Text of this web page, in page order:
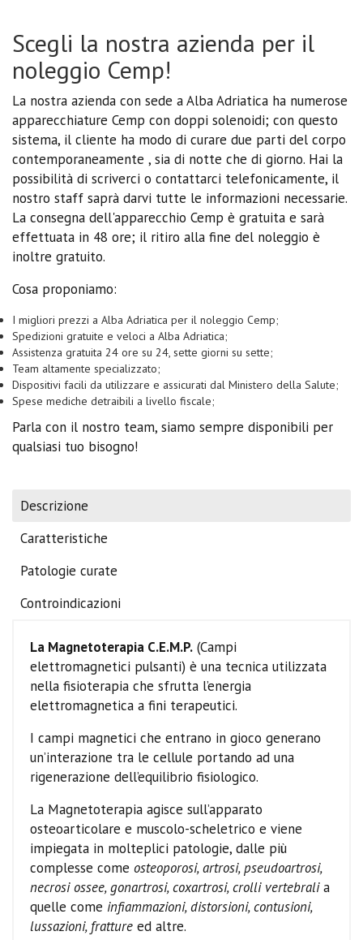
Scegli la nostra azienda per il
noleggio Cemp!
La nostra azienda con sede a Alba Adriatica ha numerose
apparecchiature Cemp con doppi solenoidi; con questo
sistema, il cliente ha modo di curare due parti del corpo
contemporaneamente , sia di notte che di giorno. Hai la
possibilità di scriverci o contattarci telefonicamente, il
nostro staff saprà darvi tutte le informazioni necessarie.
La consegna dell'apparecchio Cemp è gratuita e sarà
effettuata in 48 ore; il ritiro alla fine del noleggio è
inoltre gratuito.
Cosa proponiamo:
I migliori prezzi a Alba Adriatica per il noleggio Cemp;
Spedizioni gratuite e veloci a Alba Adriatica;
Assistenza gratuita 24 ore su 24, sette giorni su sette;
Team altamente specializzato;
Dispositivi facili da utilizzare e assicurati dal Ministero della Salute;
Spese mediche detraibili a livello fiscale;
Parla con il nostro team, siamo sempre disponibili per
qualsiasi tuo bisogno!
Descrizione
Caratteristiche
Patologie curate
Controindicazioni
La Magnetoterapia C.E.M.P. (Campi
elettromagnetici pulsanti) è una tecnica utilizzata
nella fisioterapia che sfrutta l’energia
elettromagnetica a fini terapeutici.
I campi magnetici che entrano in gioco generano
un’interazione tra le cellule portando ad una
rigenerazione dell’equilibrio fisiologico.
La Magnetoterapia agisce sull’apparato
osteoarticolare e muscolo-scheletrico e viene
impiegata in molteplici patologie, dalle più
complesse come osteoporosi, artrosi, pseudoartrosi,
necrosi ossee, gonartrosi, coxartrosi, crolli vertebralia
quelle come infiammazioni, distorsioni, contusioni,
lussazioni, fratture ed altre.